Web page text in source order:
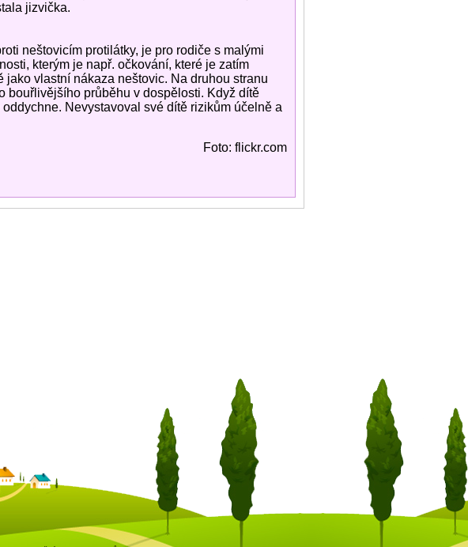
jizvička.
neštovicím protilátky, je pro rodiče s malými
kterým je např. očkování, které je zatím
vlastní nákaza neštovic. Na druhou stranu
bouřlivějšího průběhu v dospělosti. Když dítě
Nevystavoval své dítě rizikům účelně a
Foto: flickr.com